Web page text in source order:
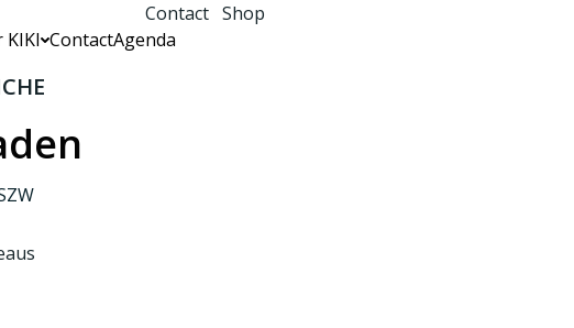
Contact Shop
KIKI ContactAgenda